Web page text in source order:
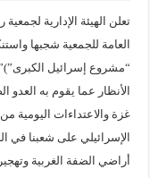
تعلن الهيئة الإدارية
العامة للجمعية شجبها
“مشروع إسرائيل
الأنظار عما يقوم به
غزة والاعتداءات
أراضي الضفة الغربية